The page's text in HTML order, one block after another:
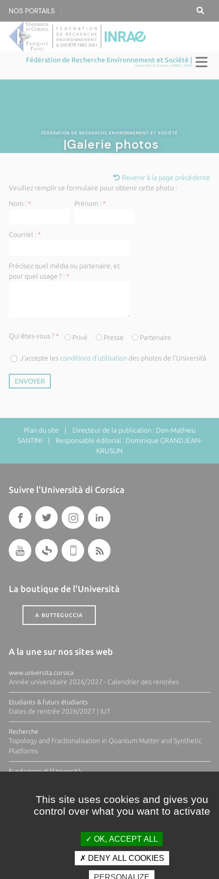
NOS PORTAILS :
Fédération de Recherche Environnement et Société |
Università di Corsica / INRAE / CNRS
FÉDÉRATION DE RECHERCHE ENVIRONNEMENT ET SOCIÉTÉ
|Galerie photos
Revenir à la page précédente
Veuillez remplir ce formulaire pour obtenir cette photo :
Nom :* Prénom :*
Courriel :*
Précisez quel média ou partenaire, et
pour quel usage ? :*
Qui êtes-vous ?* Privé Presse Partenaire
J’accepte lesconditions d’utilisation des photos de l'Università
Plan du site | Directeur de la publication : Don-Mathieu
SANTINI | Responsable éditorial : Dominique GRANDJEAN-
KRUSLIN
Suivre l'Università di Corsica
La boutique de l'Università
A BUTTEGUCCIA
A la une sur nos sites web
www.universita.corsica
Année universitaire 2026/2027 - Calendrier des rentrées
Etudiants & futurs étudiants
Dates de rentrée 2026/2027 | IUT
Recherche
Topology and Fractionalisation in Quantum Matter and Synthetic
Platforms
Fundazione di l'Università
Crédits et mentions légales
This site uses cookies and gives you
control over what you want to activate
OK, ACCEPT ALL
DENY ALL COOKIES
PERSONALIZE